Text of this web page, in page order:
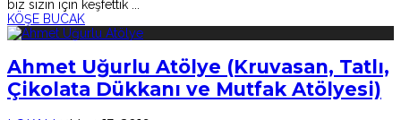
biz sizin için keşfettik
KÖŞE BUCAK
Ahmet Uğurlu Atölye (Kruvasan, Tatlı,
Çikolata Dükkanı ve Mutfak Atölyesi)